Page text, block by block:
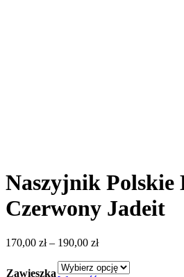
Naszyjnik Polskie
Czerwony Jadeit
170,00 zł – 190,00 złZakres
od
Zawieszka